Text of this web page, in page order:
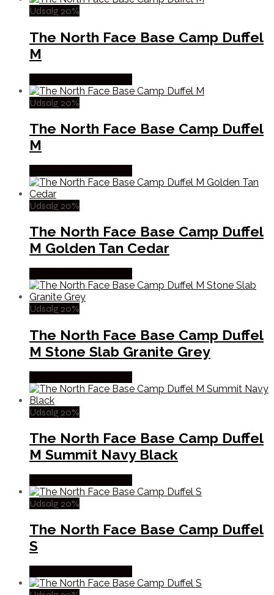
Udsalg 20%
The North Face Base Camp Duffel
M
Udsalg 20%
The North Face Base Camp Duffel
M
Udsalg 20%
The North Face Base Camp Duffel
M Golden Tan Cedar
Udsalg 20%
The North Face Base Camp Duffel
M Stone Slab Granite Grey
Udsalg 20%
The North Face Base Camp Duffel
M Summit Navy Black
Udsalg 20%
The North Face Base Camp Duffel
S